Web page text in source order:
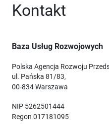
Kontakt
Baza Usług Rozwojowych
Polska Agencja Rozwoju
ul. Pańska 81/83,
00-834 Warszawa
NIP 5262501444
Regon 017181095